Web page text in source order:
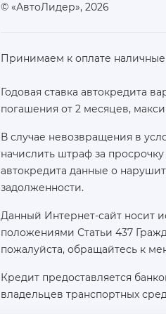
© «АвтоЛидер», 2026
Принимаем к оплате наличные
Годовая ставка автокредита
погашения от 2 месяцев,
В случае невозвращения в
начислить штраф за
автокредита данные о
задолженности.
Данный Интернет-сайт носит
положениями Статьи 437
пожалуйста, обращайтесь к
Кредит предоставляется
владельцев транспортных